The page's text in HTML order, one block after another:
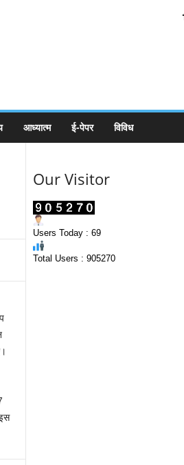
आध्यात्म ई-पेपर विविध
Our Visitor
Users Today : 69
Total Users : 905270